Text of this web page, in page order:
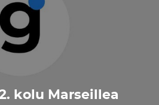
kolu Marseillea